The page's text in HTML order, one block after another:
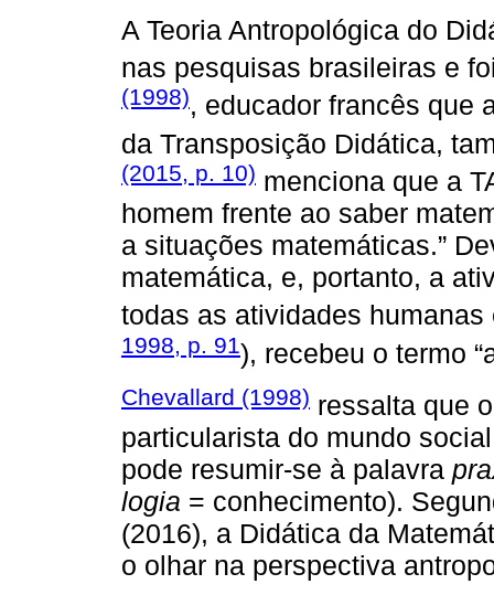
A Teoria Antropológica do
nas pesquisas brasileiras e
(1998), educador francês que
da Transposição Didática,
(2015, p. 10) menciona que a
homem frente ao saber
a situações matemáticas.”
matemática, e, portanto, a
todas as atividades humanas
1998, p. 91), recebeu o termo
Chevallard (1998) ressalta que
particularista do mundo
pode resumir-se à palavra
logia = conhecimento).
(2016), a Didática da
o olhar na perspectiva